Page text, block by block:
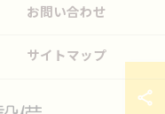
お問い合わせ
サイトマップ